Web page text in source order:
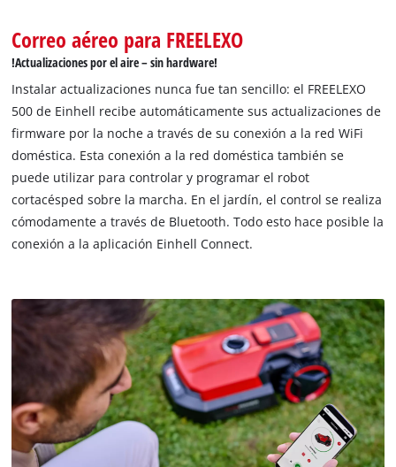
Correo aéreo para FREELEXO
!Actualizaciones por el aire – sin hardware!
Instalar actualizaciones nunca fue tan sencillo: el FREELEXO
500 de Einhell recibe automáticamente sus actualizaciones de
firmware por la noche a través de su conexión a la red WiFi
doméstica. Esta conexión a la red doméstica también se
puede utilizar para controlar y programar el robot
cortacésped sobre la marcha. En el jardín, el control se realiza
cómodamente a través de Bluetooth. Todo esto hace posible la
conexión a la aplicación Einhell Connect.